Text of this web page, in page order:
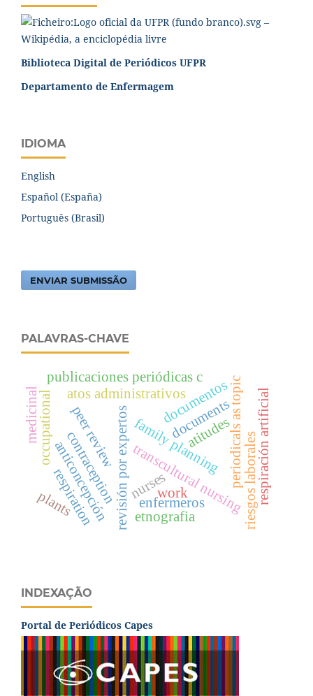
Biblioteca Digital de Periódicos UFPR
Departamento de Enfermagem
IDIOMA
English
Español (España)
Português (Brasil)
ENVIAR SUBMISSÃO
PALAVRAS-CHAVE
documentosperiodicals as topic
revisión por expertos
publicaciones periódicas c
transcultural nursing
family planning
contraception
anticoncepción
atos administrativos
peer review documents
nurses
enfermeros
occupational
riesgos laborales
respiration etnografia
atitudes
plants
medicinal respiración artificial
work
INDEXAÇÃO
Portal de Periódicos Capes